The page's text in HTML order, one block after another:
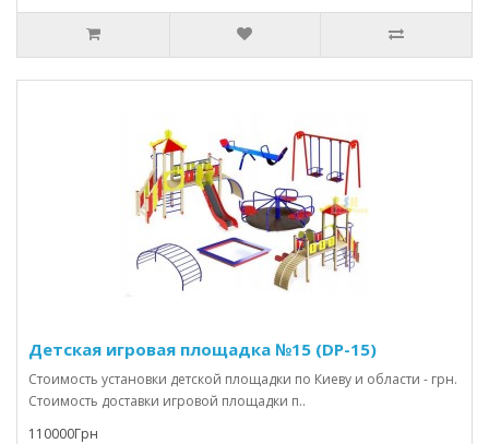
Детская игровая площадка №15 (DP-15)
Стоимость установки детской площадки по Киеву и области - грн.
Стоимость доставки игровой площадки п..
110000Грн